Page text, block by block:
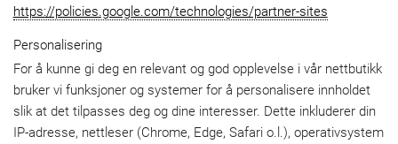
https://policies.google.com/technologies/partner-sites
Personalisering
For å kunne gi deg en relevant og god opplevelse i vår nettbutikk
bruker vi funksjoner og systemer for å personalisere innholdet
slik at det tilpasses deg og dine interesser. Dette inkluderer din
IP-adresse, nettleser (Chrome, Edge, Safari o.l.), operativsystem